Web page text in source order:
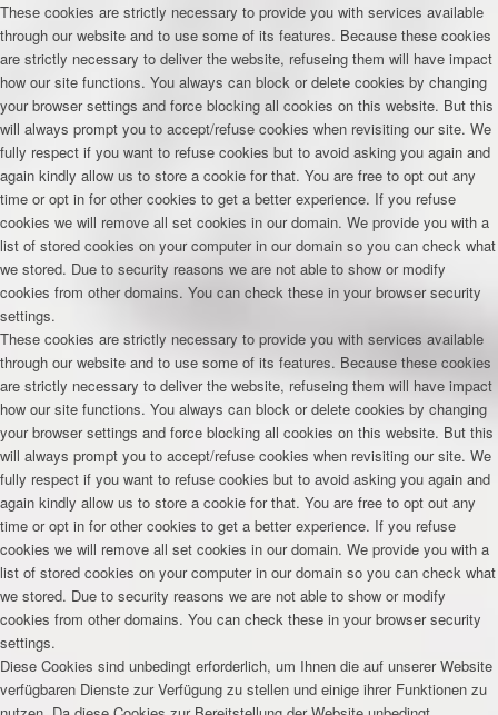
These cookies are strictly necessary to provide you with services available
through our website and to use some of its features. Because these cookies
are strictly necessary to deliver the website, refuseing them will have impact
how our site functions. You always can block or delete cookies by changing
your browser settings and force blocking all cookies on this website. But this
will always prompt you to accept/refuse cookies when revisiting our site. We
fully respect if you want to refuse cookies but to avoid asking you again and
again kindly allow us to store a cookie for that. You are free to opt out any
time or opt in for other cookies to get a better experience. If you refuse
cookies we will remove all set cookies in our domain. We provide you with a
list of stored cookies on your computer in our domain so you can check what
we stored. Due to security reasons we are not able to show or modify
cookies from other domains. You can check these in your browser security
settings.
These cookies are strictly necessary to provide you with services available
through our website and to use some of its features. Because these cookies
are strictly necessary to deliver the website, refuseing them will have impact
how our site functions. You always can block or delete cookies by changing
your browser settings and force blocking all cookies on this website. But this
will always prompt you to accept/refuse cookies when revisiting our site. We
fully respect if you want to refuse cookies but to avoid asking you again and
again kindly allow us to store a cookie for that. You are free to opt out any
time or opt in for other cookies to get a better experience. If you refuse
cookies we will remove all set cookies in our domain. We provide you with a
list of stored cookies on your computer in our domain so you can check what
we stored. Due to security reasons we are not able to show or modify
cookies from other domains. You can check these in your browser security
settings.
Diese Cookies sind unbedingt erforderlich, um Ihnen die auf unserer Website
verfügbaren Dienste zur Verfügung zu stellen und einige ihrer Funktionen zu